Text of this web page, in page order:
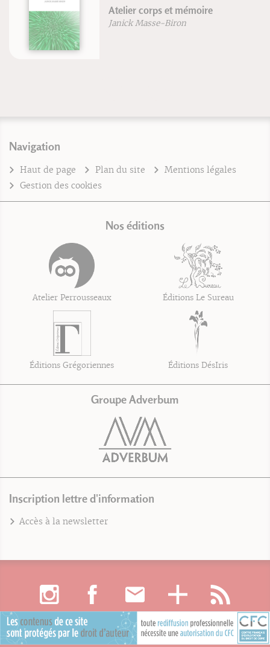
La structure cachée du réel
Jean-François Froger
Robert Lutz
Navigation
Haut de page Plan du site
Mentions légales
Gestion des cookies
Nos éditions
Atelier Perrousseaux Éditions Le Sureau
Éditions Grégoriennes Éditions DésIris
Groupe Adverbum
Inscription lettre d'information
Accès à la newsletter